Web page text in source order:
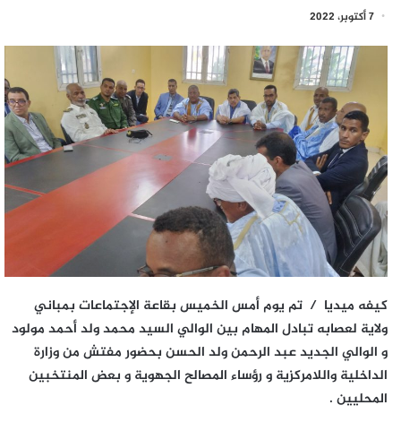
7 أكتوبر، 2022
كيفه ميديا / تم يوم أمس الخميس بقاعة الإجتماعات بمباني
ولاية لعصابه تبادل المهام بين الوالي السيد محمد ولد أحمد مولود
و الوالي الجديد عبد الرحمن ولد الحسن بحضور مفتش من وزارة
الداخلية واللامركزية و رؤساء المصالح الجهوية و بعض المنتخبين
المحليين .